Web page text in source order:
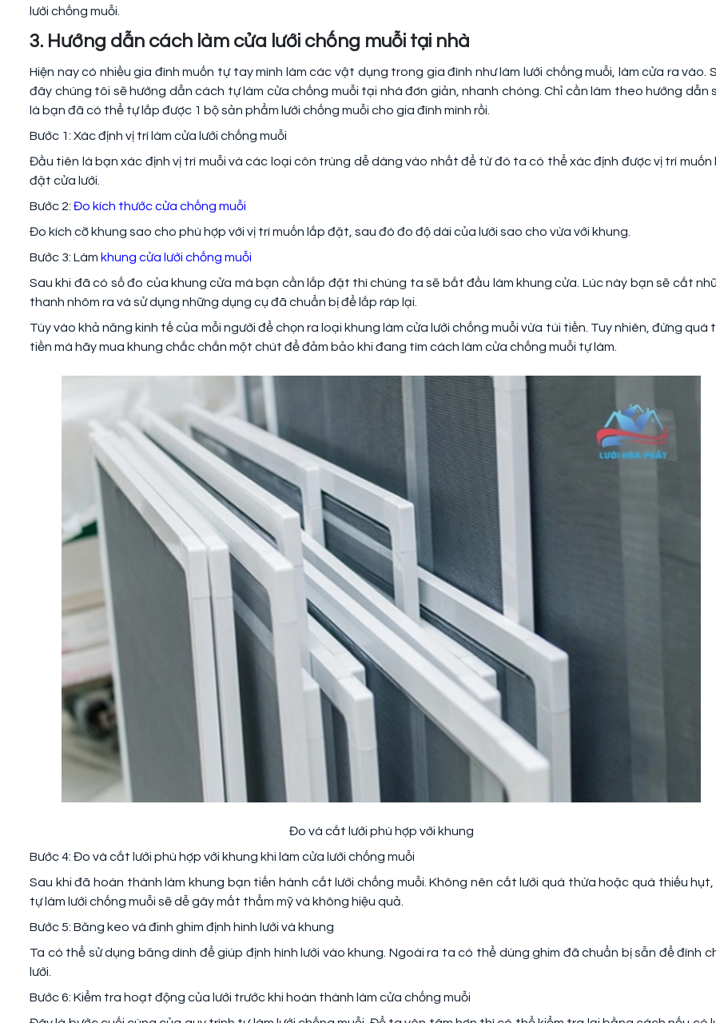
lưới chống muỗi.
3. Hướng dẫn cách làm cửa lưới chống muỗi tại nhà
Hiện nay có nhiều gia đình muốn tự tay mình làm các vật dụng trong gia đình như làm lưới chống muỗi, làm cửa ra vào.
đây chúng tôi sẽ hướng dẫn cách tự làm cửa chống muỗi tại nhà đơn giản, nhanh chóng. Chỉ cần làm theo hướng dẫn
là bạn đã có thể tự lắp được 1 bộ sản phẩm lưới chống muỗi cho gia đình mình rồi.
Bước 1: Xác định vị trí làm cửa lưới chống muỗi
Đầu tiên là bạn xác định vị trí muỗi và các loại côn trùng dễ dàng vào nhất để từ đó ta có thể xác định được vị trí muốn
đặt cửa lưới.
Bước 2: Đo kích thước cửa chống muỗi
Đo kích cỡ khung sao cho phù hợp với vị trí muốn lắp đặt, sau đó đo độ dài của lưới sao cho vừa với khung.
Bước 3: Làm khung cửa lưới chống muỗi
Sau khi đã có số đo của khung cửa mà bạn cần lắp đặt thì chúng ta sẽ bắt đầu làm khung cửa. Lúc này bạn sẽ cắt
thanh nhôm ra và sử dụng những dụng cụ đã chuẩn bị để lắp ráp lại.
Tùy vào khả năng kinh tế của mỗi người để chọn ra loại khung làm cửa lưới chống muỗi vừa túi tiền. Tuy nhiên, đừng quá
tiền mà hãy mua khung chắc chắn một chút để đảm bảo khi đang tìm cách làm cửa chống muỗi tự làm.
Đo và cắt lưới phù hợp với khung
Bước 4: Đo và cắt lưới phù hợp với khung khi làm cửa lưới chống muỗi
Sau khi đã hoàn thành làm khung bạn tiến hành cắt lưới chống muỗi. Không nên cắt lưới quá thừa hoặc quá thiếu hụt,
tự làm lưới chống muỗi sẽ dễ gây mất thẩm mỹ và không hiệu quả.
Bước 5: Băng keo và đinh ghim định hình lưới và khung
Ta có thể sử dụng băng dính để giúp định hình lưới vào khung. Ngoài ra ta có thể dùng ghim đã chuẩn bị sẵn để đính
lưới.
Bước 6: Kiểm tra hoạt động của lưới trước khi hoàn thành làm cửa chống muỗi